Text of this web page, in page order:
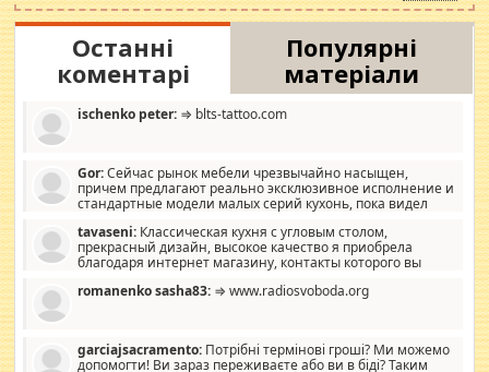
Останні
коментарі
Популярні
матеріали
ischenko peter: ⇒ blts-tattoo.com
Gor:Сейчас рынок мебели чрезвычайно насыщен,
причем предлагают реально эксклюзивное исполнение и
стандартные модели малых серий кухонь, пока видел
стандартные формы, в MebelOk, креативненько и что главное -
со вкусом все в порядке, без ненужных наворотов удорожающих
мебель, а это не последний фактор.
tavaseni: Классическая кухня с угловым столом,
прекрасный дизайн, высокое качество я приобрела
благодаря интернет магазину, контакты которого вы
romanenko sasha83: ⇒ www.radiosvoboda.org
garciajsacramento: Потрібні термінові гроші? Ми можемо
допомогти! Ви зараз переживаєте або ви в біді? Таким